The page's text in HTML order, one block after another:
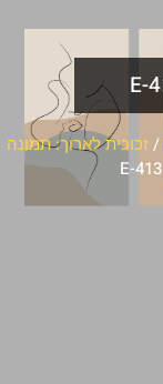
/זכוכית לארוך: תמונה